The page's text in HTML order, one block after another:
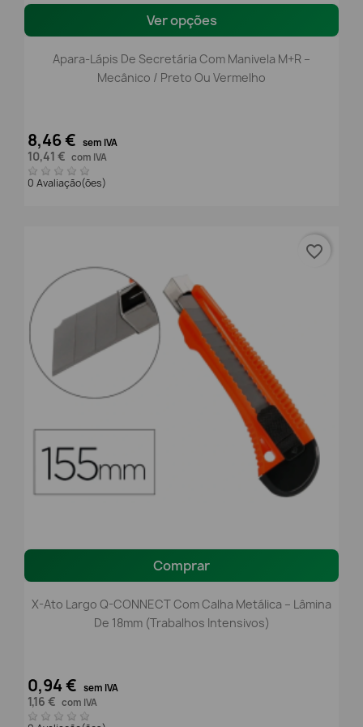
Ver opções
Apara-Lápis De Secretária Com Manivela M+R –
Mecânico / Preto Ou Vermelho
8,46 € sem IVA
10,41 € com IVA
0 Avaliação(ões)
Comprar
X-Ato Largo Q-CONNECT Com Calha Metálica – Lâmina
De 18mm (Trabalhos Intensivos)
0,94 € sem IVA
1,16 € com IVA
favorite_border